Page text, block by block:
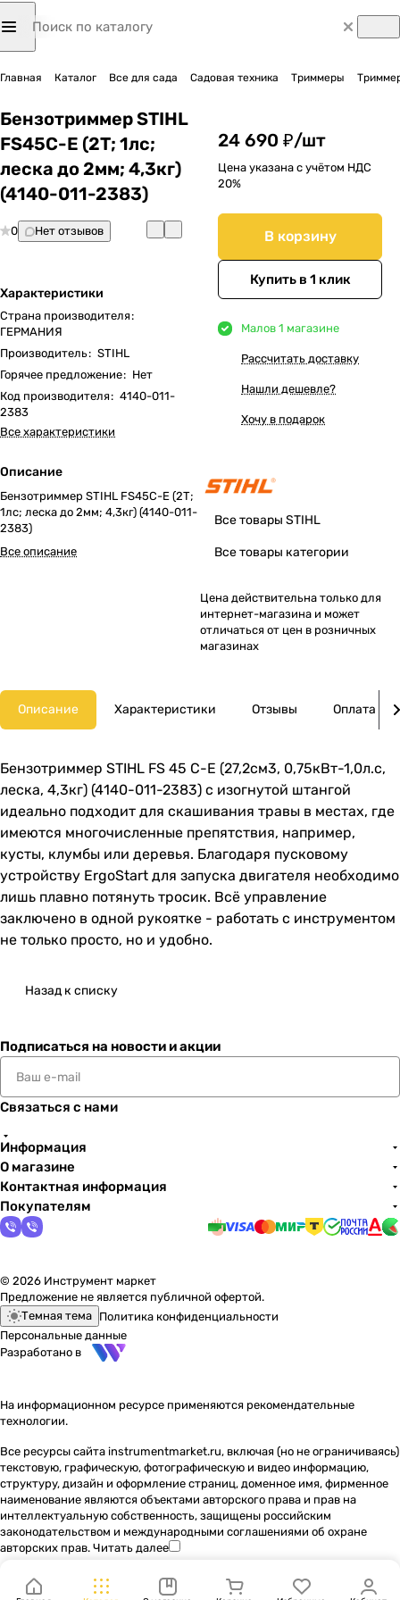
Главная Каталог Все для сада Садовая техника Триммеры
Бензотриммер STIHL
FS45C-E (2Т; 1лс;
леска до 2мм; 4,3кг)
(4140-011-2383)
0 Нет отзывов
Характеристики
Страна производителя:
ГЕРМАНИЯ
Производитель: STIHL
Горячее предложение: Нет
Код производителя: 4140-011-
2383
Все характеристики
Описание
Бензотриммер STIHL FS45C-E (2Т;
1лс; леска до 2мм; 4,3кг) (4140-011-
2383)
Все описание
24 690 ₽/шт
Цена указана с учётом НДС
20%
В корзину
Купить в 1 клик
Малов 1 магазине
Рассчитать доставку
Нашли дешевле?
Хочу в подарок
Все товары STIHL
Все товары категории
Цена действительна только для
интернет-магазина и может
отличаться от цен в розничных
магазинах
Описание Характеристики Отзывы Оплата
Бензотриммер STIHL FS 45 C-E (27,2см3, 0,75кВт-1,0л.с,
леска, 4,3кг) (4140-011-2383) с изогнутой штангой
идеально подходит для скашивания травы в местах, где
имеются многочисленные препятствия, например,
кусты, клумбы или деревья. Благодаря пусковому
устройству ErgoStart для запуска двигателя необходимо
лишь плавно потянуть тросик. Всё управление
заключено в одной рукоятке - работать с инструментом
не только просто, но и удобно.
Назад к списку
Подписаться на новости и акции
Связаться с нами
Информация
О магазине
Контактная информация
Покупателям
© 2026 Инструмент маркет
Предложение не является публичной офертой.
Темная тема Политика конфиденциальности
Персональные данные
Разработано в
На информационном ресурсе применяются рекомендательные
технологии.
Все ресурсы сайта instrumentmarket.ru, включая (но не ограничиваясь)
текстовую, графическую, фотографическую и видео информацию,
структуру, дизайн и оформление страниц, доменное имя, фирменное
наименование являются объектами авторского права и прав на
интеллектуальную собственность, защищены российским
законодательством и международными соглашениями об охране
авторских прав. Читать далее